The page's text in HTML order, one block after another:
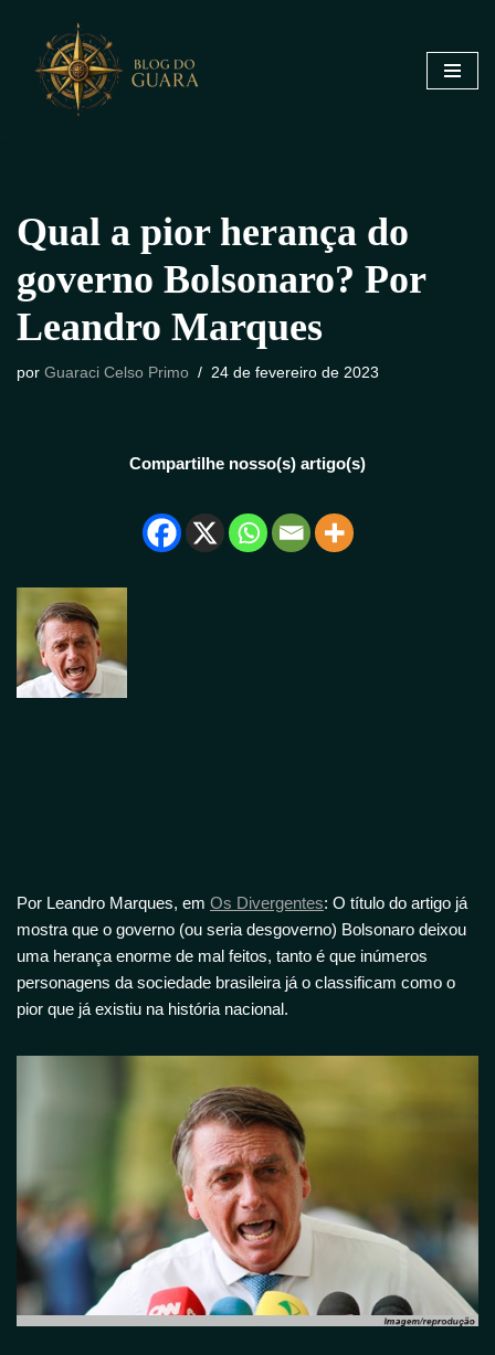
Pular
para
Qual a pior herança do
governo Bolsonaro? Por
Leandro Marques
por Guaraci Celso Primo 24 de fevereiro de 2023
Compartilhe nosso(s) artigo(s)
Por Leandro Marques, em Os Divergentes: O título do artigo já
mostra que o governo (ou seria desgoverno) Bolsonaro deixou
uma herança enorme de mal feitos, tanto é que inúmeros
personagens da sociedade brasileira já o classificam como o
pior que já existiu na história nacional.